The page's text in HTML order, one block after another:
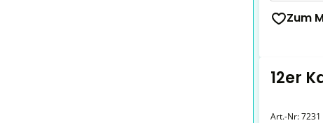
Zum
12er
Art.-Nr:7231